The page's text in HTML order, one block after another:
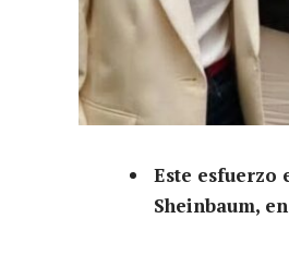
Este esfuerzo
Sheinbaum,